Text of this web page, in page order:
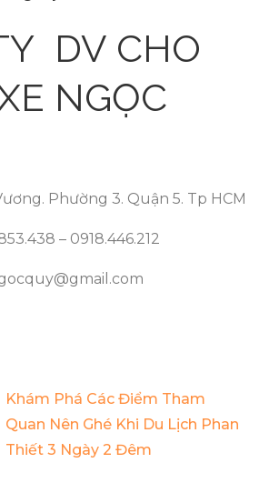
DV CHO
NGỌC
Phường 3. Quận 5. Tp HCM
– 0918.446.212
Khám Phá Các Điểm Tham
Quan Nên Ghé Khi Du Lịch Phan
Thiết 3 Ngày 2 Đêm